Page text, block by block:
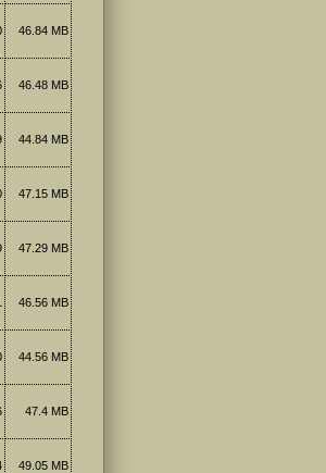
46.84 MB
46.48 MB
44.84 MB
47.15 MB
47.29 MB
46.56 MB
44.56 MB
47.4 MB
49.05 MB